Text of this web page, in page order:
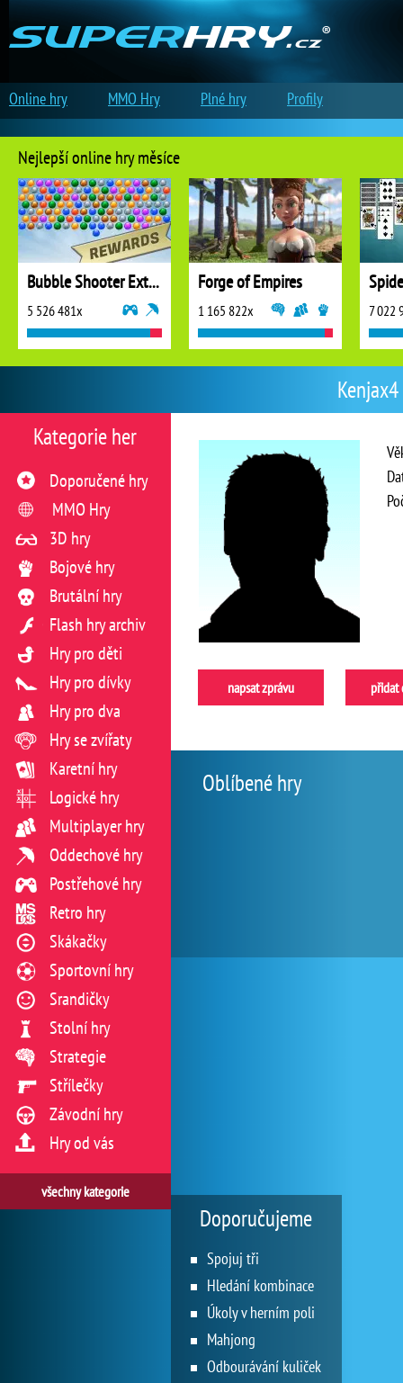
napsat zprávu přidat
Oblíbené hry
Kategorie her
Doporučené hry
MMO Hry
3D hry
Bojové hry
Brutální hry
Flash hry archiv
Hry pro děti
Hry pro dívky
Hry pro dva
Hry se zvířaty
Karetní hry
Logické hry
Multiplayer hry
Oddechové hry
Postřehové hry
Retro hry
Skákačky
Sportovní hry
Srandičky
Stolní hry
Strategie
Střílečky
Závodní hry
Hry od vás
všechny kategorie
Doporučujeme
Spojuj tři
Hledání kombinace
Úkoly v herním poli
Mahjong
Odbourávání kuliček
Nejlepší online hry měsíce
Bubble Shooter Extreme
5 526 481x
Forge of Empires
1 165 822x 7 022
Online hry MMO Hry Plné hry Profily